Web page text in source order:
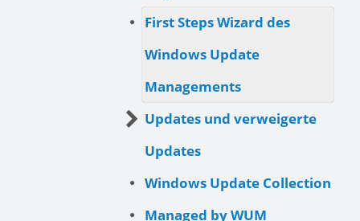
First Steps Wizard des
Windows Update
Managements
Updates und verweigerte
Updates
Windows Update Collection
Managed by WUM